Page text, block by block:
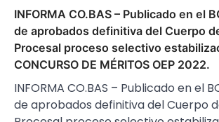
INFORMA CO.BAS – Publicado en el
de aprobados definitiva del Cuerpo
Procesal proceso selectivo
CONCURSO DE MÉRITOS OEP 2022.
INFORMA CO.BAS – Publicado en el
de aprobados definitiva del Cuerpo